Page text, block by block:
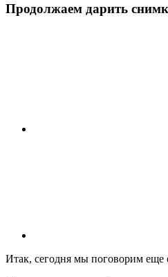
Продолжаем дарить
Итак, сегодня мы поговорим еще